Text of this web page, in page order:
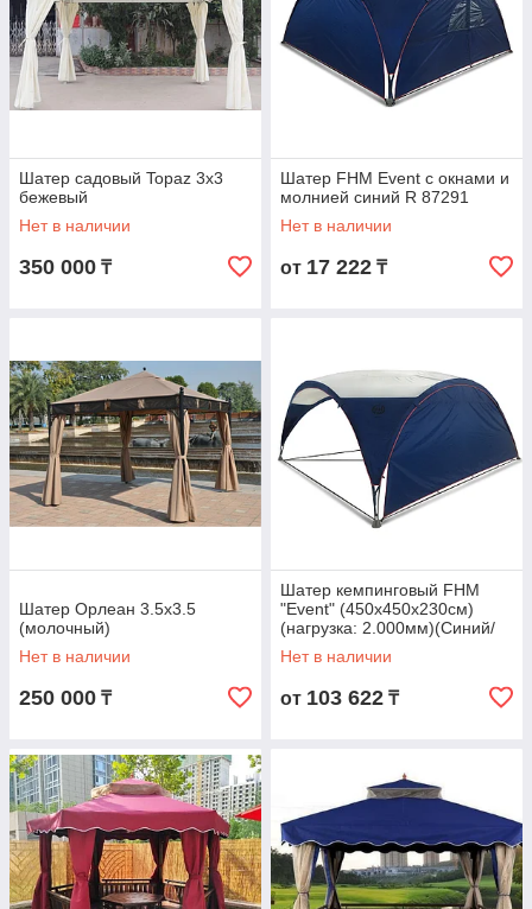
Садовые тенты, навесы и шатры с
доставкой по Казахстану
Предлагаем лучшие цены на качественные товары
Если вам необходима профессиональная
консультация или помощь в выборе, свяжитесь с нами,
и мы с радостью ответим на все интересующие вас
вопросы.
Шатер садовый Topaz 3х3
бежевый
Нет в наличии
350 000 ₸
Шатер FHM Event с окнами и
молнией синий R 87291
Нет в наличии
от 17 222 ₸
Шатер Орлеан 3.5х3.5
(молочный)
Нет в наличии
250 000 ₸
Шатер кемпинговый FHM
"Event" (450х450х230см)
(нагрузка: 2.000мм)(Синий/
Серый), R 87289
Нет в наличии
от 103 622 ₸